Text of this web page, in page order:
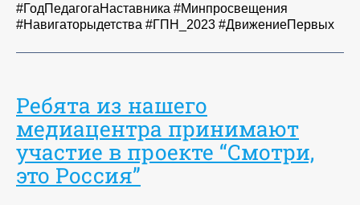
#ГодПедагогаНаставника #Минпросвещения
#Навигаторыдетства #ГПН_2023 #ДвижениеПервых
Ребята из нашего
медиацентра принимают
участие в проекте “Смотри,
это Россия”